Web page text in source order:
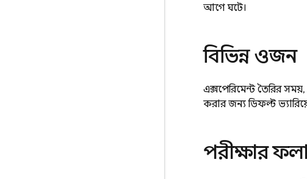
আগে ঘটে।
বিভিন্ন ওজন
এক্সপেরিমেন্ট তৈরির
করার জন্য ডিফল্ট
পরীক্ষার